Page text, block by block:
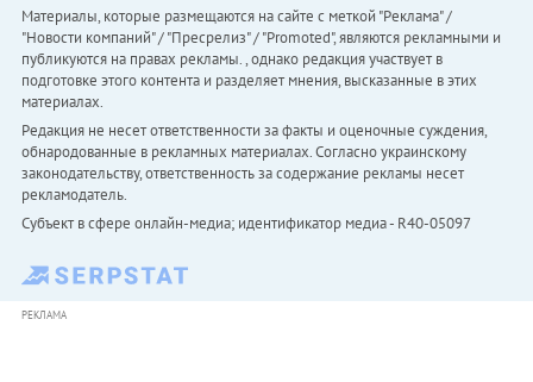
Материалы, которые размещаются на сайте с меткой "Реклама" /
"Новости компаний" / "Пресрелиз" / "Promoted", являются рекламными и
публикуются на правах рекламы. , однако редакция участвует в
подготовке этого контента и разделяет мнения, высказанные в этих
материалах.
Редакция не несет ответственности за факты и оценочные суждения,
обнародованные в рекламных материалах. Согласно украинскому
законодательству, ответственность за содержание рекламы несет
рекламодатель.
Субъект в сфере онлайн-медиа; идентификатор медиа - R40-05097
РЕКЛАМА